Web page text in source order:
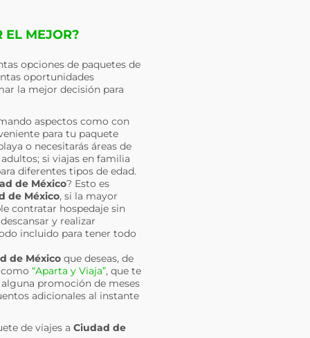
EL MEJOR?
opciones de paquetes de
oportunidades
la mejor decisión para
aspectos como con
para tu paquete
o necesitarás áreas de
si viajas en familia
diferentes tipos de edad.
de México? Esto es
de México, si la mayor
contratar hospedaje sin
y realizar
incluido para tener todo
de Méxicoque deseas, de
“Aparta y Viaja”, que te
promoción de meses
adicionales al instante
de viajes a Ciudad de